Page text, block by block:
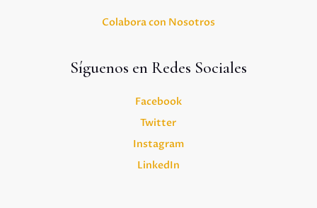
Colabora con Nosotros
Síguenos en Redes Sociales
Facebook
Twitter
Instagram
LinkedIn